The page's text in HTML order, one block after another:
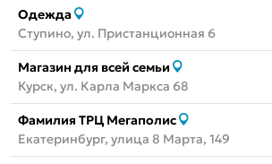
Одежда
Ступино, ул. Пристанционная 6
Магазин для всей семьи
Курск, ул. Карла Маркса 68
Фамилия ТРЦ Мегаполис
Екатеринбург, улица 8 Марта, 149